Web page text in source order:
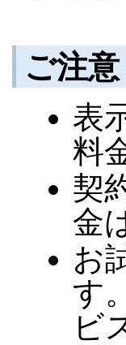
ご注意
表
料
契
金
お
す
ビ